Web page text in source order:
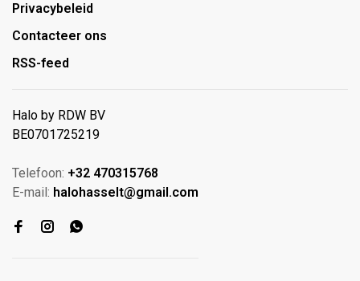
Privacybeleid
Contacteer ons
RSS-feed
Halo by RDW BV
BE0701725219
Telefoon: +32 470315768
E-mail: halohasselt@gmail.com